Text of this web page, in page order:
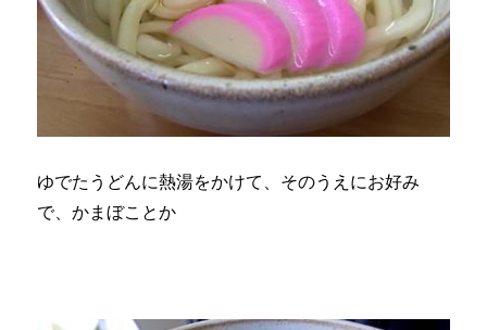
ゆでたうどんに熱湯をかけて、そのうえにお好み
で、かまぼことか